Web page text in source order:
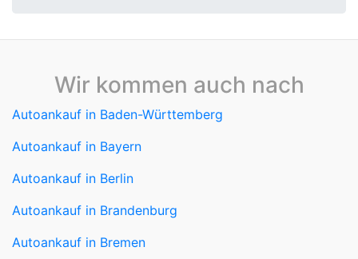
Wir kommen auch nach
Autoankauf in Baden-Württemberg
Autoankauf in Bayern
Autoankauf in Berlin
Autoankauf in Brandenburg
Autoankauf in Bremen
Autoankauf in Hamburg